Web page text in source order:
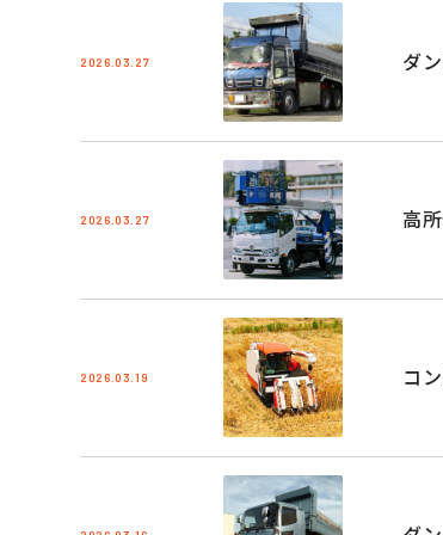
2026.03.27 ダ
2026.03.27 高
2026.03.19 コ